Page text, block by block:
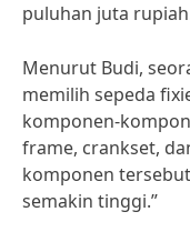
puluhan juta
Menurut Budi,
memilih sepeda
komponen-
frame, crankset,
komponen
semakin tinggi.”